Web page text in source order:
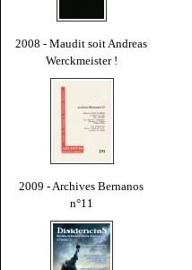
2008 - Maudit soit Andreas
Werckmeister !
2009 - Archives Bernanos
n°11